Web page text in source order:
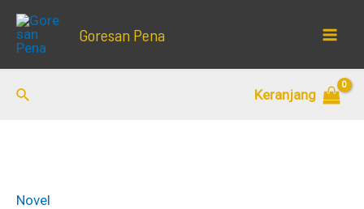
Lewati
Goresan Pena
Cari Keranjang
Novel